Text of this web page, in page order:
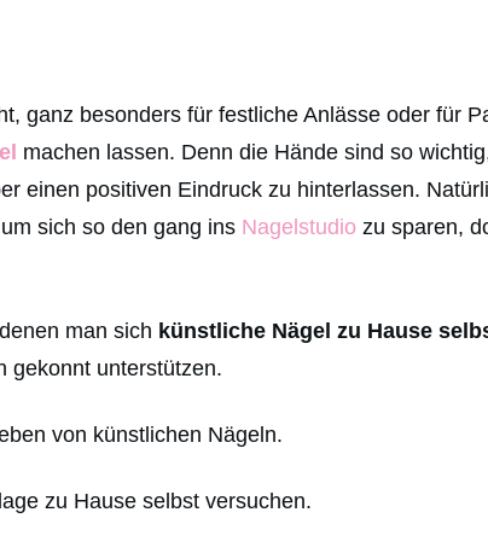
ganz besonders für festliche Anlässe oder für
machen lassen. Denn die Hände sind so
einen positiven Eindruck zu hinterlassen.
sich so den gang ins Nagelstudio zu sparen,
man sich künstliche Nägel zu Hause
gekonnt unterstützen.
von künstlichen Nägeln.
zu Hause selbst versuchen.